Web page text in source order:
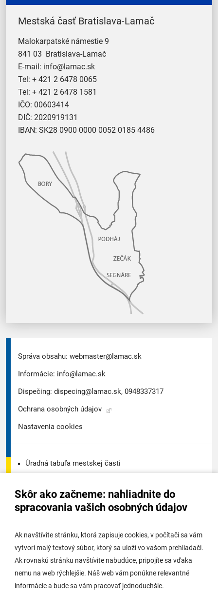
Skôr ako začneme: nahliadnite do
spracovania vašich osobných údajov
Ak navštívite stránku, ktorá zapisuje cookies, v počítači sa vám
vytvorí malý textový súbor, ktorý sa uloží vo vašom prehliadači.
Ak rovnakú stránku navštívite nabudúce, pripojíte sa vďaka
nemu na web rýchlejšie. Náš web vám ponúkne relevantné
informácie a bude sa vám pracovať jednoduchšie.
Mestská časť Bratislava-Lamač
Malokarpatské námestie 9
841 03 Bratislava-Lamač
E-mail: info@lamac.sk
Tel: + 421 2 6478 0065
Tel: + 421 2 6478 1581
IČO: 00603414
DIČ: 2020919131
IBAN: SK28 0900 0000 0052 0185 4486
Správa obsahu: webmaster@lamac.sk
Informácie: info@lamac.sk
Dispečing: dispecing@lamac.sk, 0948337317
Ochrana osobných údajov
Nastavenia cookies
Úradná tabuľa mestskej časti
Úradná tabuľa stavebného úradu
Potrebujem vybaviť
Samospráva